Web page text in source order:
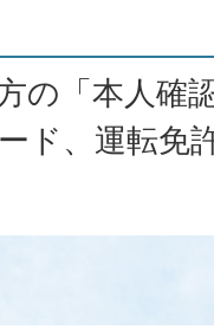
の「本人確
ド、運転免